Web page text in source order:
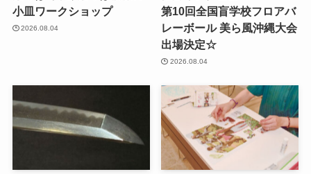
小皿ワークショップ
2026.08.04
第10回全国盲学校フロアバ
レーボール 美ら風沖縄大会
出場決定☆
2026.08.04